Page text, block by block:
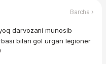
Barcha ›
darvozani munosib
bilan gol urgan legioner